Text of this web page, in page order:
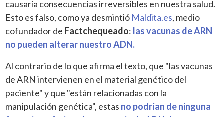
causaría consecuencias irreversibles en nuestra salud.
Esto es falso, como ya desmintió Maldita.es, medio
cofundador de Factchequeado: las vacunas de ARN
no pueden alterar nuestro ADN.
Al contrario de lo que afirma el texto, que "las vacunas
de ARN intervienen en el material genético del
paciente" y que "están relacionadas con la
manipulación genética", estas no podrían de ninguna